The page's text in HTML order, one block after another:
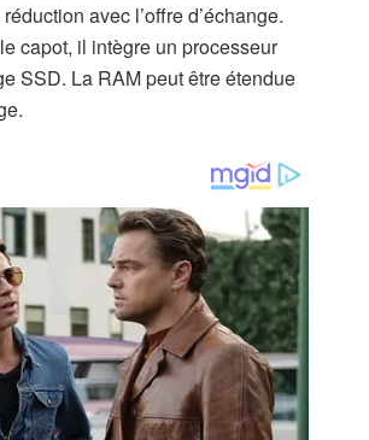
avec l’offre d’échange.
capot, il intègre un processeur
SSD. La RAM peut être étendue